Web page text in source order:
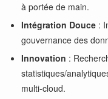
à portée de main.
Intégration Douce :
gouvernance des
Innovation :
statistiques/
multi-cloud.